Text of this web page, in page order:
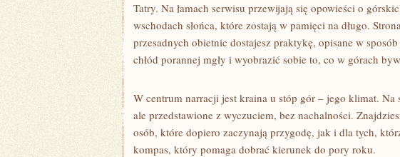
Tatry. Na łamach serwisu przewijają się opowieści o
wschodach słońca, które zostają w pamięci na długo.
przesadnych obietnic dostajesz praktykę, opisane w
chłód porannej mgły i wyobrazić sobie to, co w górach
W centrum narracji jest kraina u stóp gór – jego klimat.
ale przedstawione z wyczuciem, bez nachalności.
osób, które dopiero zaczynają przygodę, jak i dla tych,
kompas, który pomaga dobrać kierunek do pory roku.